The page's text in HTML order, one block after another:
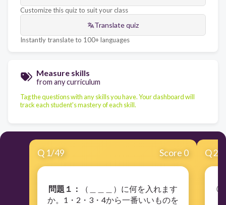
Customize this quiz to suit your class
Translate quiz
Instantly translate to 100+ languages
Measure skills
from any curriculum
Tag the questions with any skills you have. Your dashboard will
track each student's mastery of each skill.
Q 1/49 Score 0
問題１：
（＿＿＿）に何を入れます
か。1・2・3・4から一番いいものを
Q2
②